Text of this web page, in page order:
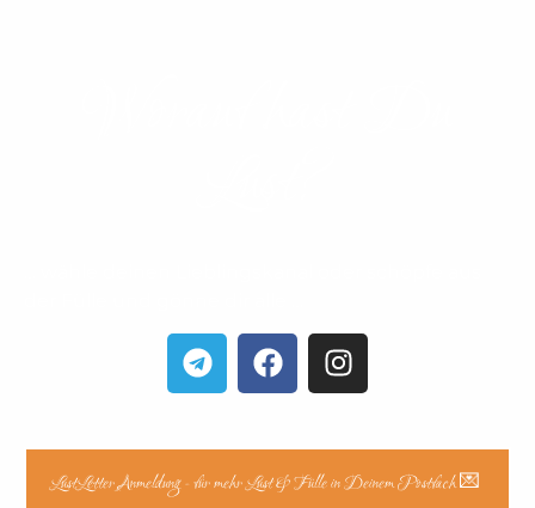
LustLetter Anmeldung - für mehr Lust & Fülle in Deinem Postfach 💌